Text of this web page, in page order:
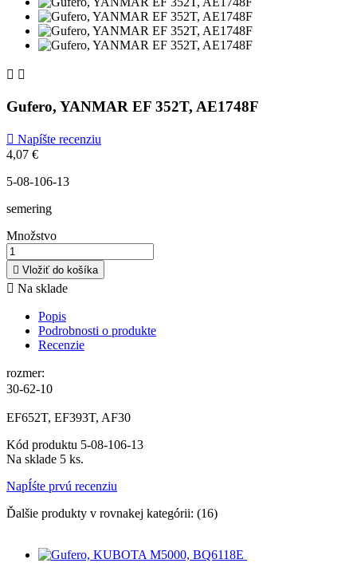
 
Gufero, YANMAR EF 352T, AE1748F
 Napíšte recenziu
4,07 €
5-08-106-13
semering
Množstvo
 Vložiť do košíka
 Na sklade
Popis
Podrobnosti o produkte
Recenzie
rozmer:
30-62-10
EF652T, EF393T, AF30
Kód produktu 5-08-106-13
Na sklade 5 ks.
NapÍśte prvú recenziu
Ďalšie produkty v rovnakej kategórii: (16)